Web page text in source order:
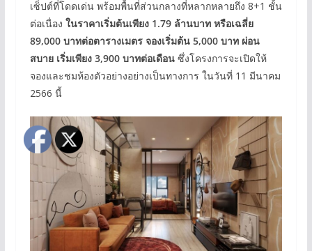
เซ็ปต์ที่โดดเด่น พร้อมพื้นที่ส่วนกลางที่หลากหลายถึง 8+1 ชั้น
ต่อเนื่อง ในราคาเริ่มต้นเพียง 1.79 ล้านบาท หรือเฉลี่ย
89,000 บาทต่อตารางเมตร จองเริ่มต้น 5,000 บาท ผ่อน
สบาย เริ่มเพียง 3,900 บาทต่อเดือนซึ่งโครงการจะเปิดให้
จองและชมห้องตัวอย่างอย่างเป็นทางการ ในวันที่ 11 มีนาคม
2566 นี้